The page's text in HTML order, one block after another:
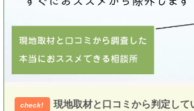
check! 現地取材と口コミから判定して